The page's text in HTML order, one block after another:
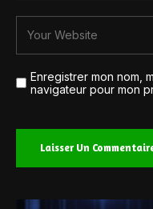
Enregistrer mon nom,
navigateur pour mon